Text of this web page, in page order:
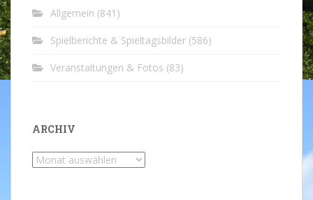
Allgemein (841)
Spielberichte & Spieltagsbilder (586)
Veranstaltungen & Fotos (83)
ARCHIV
Archiv